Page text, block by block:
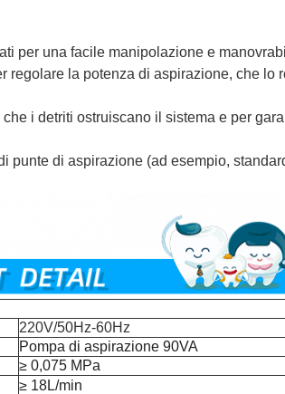
per una facile manipolazione e
la potenza di aspirazione, che lo
i detriti ostruiscano il sistema e per
punte di aspirazione (ad esempio,
220V/50Hz-60Hz
Pompa di aspirazione 90VA
≥ 0,075 MPa
≥ 18L/min